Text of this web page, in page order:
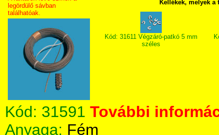
legördülő sávban
találhatóak.
Kellékek, melyek
Kód: 31611 Végzáró-patkó 5 mm
széles
Kód: 31591 További
Anyaga: Fém